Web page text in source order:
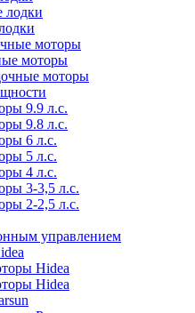
лодки
моторы
моторы
моторы
9.9 л.с.
9.8 л.с.
6 л.с.
5 л.с.
4 л.с.
3-3,5 л.с.
2-2,5 л.с.
управлением
Hidea
Hidea